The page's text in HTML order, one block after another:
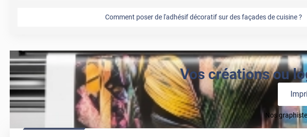
Comment poser de l'adhésif décoratif sur des façades de cuisine ?
Vos créations ou
Nos